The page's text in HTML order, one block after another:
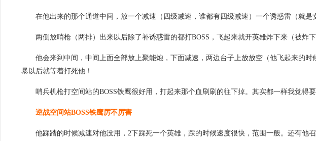
在他出来的那个通道中间，放一个减速（四级减速，谁都有四级减速）一个诱惑雷（就
两侧放哨枪（两排）出来以后除了补诱惑雷的都打BOSS，飞起来就开英雄炸下来（被
他会来到中间，中间上面全部放上聚能炮，下面减速，两边台子上放放空（他飞起来的
暴以后就等着打死他！
哨兵机枪打空间站的BOSS铁鹰很好用，打起来那个血刷刷的往下掉。其实都一样我觉得
逆战空间站BOSS铁鹰厉不厉害
他踩踏的时候减速对他没用，2下踩死一个英雄，踩的时候速度很快，范围一般。还有他